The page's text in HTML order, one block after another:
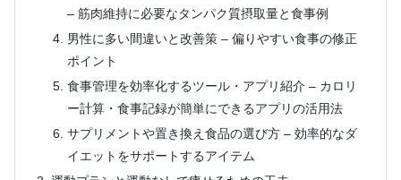
– 筋肉維持に必要なタンパク質摂取量と食事例
男性に多い間違いと改善策 – 偏りやすい食事の修正
ポイント
食事管理を効率化するツール・アプリ紹介 – カロリ
ー計算・食事記録が簡単にできるアプリの活用法
サプリメントや置き換え食品の選び方 – 効率的なダ
イエットをサポートするアイテム